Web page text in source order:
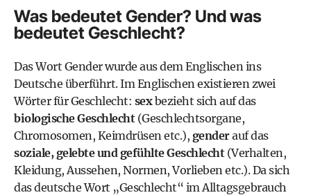
Was bedeutet Gender? Und was
bedeutet Geschlecht?
Das Wort Gender wurde aus dem Englischen ins
Deutsche überführt. Im Englischen existieren zwei
Wörter für Geschlecht: sexbezieht sich auf das
biologische Geschlecht(Geschlechtsorgane,
Chromosomen, Keimdrüsen etc.), genderauf das
soziale, gelebte und gefühlte Geschlecht(Verhalten,
Kleidung, Aussehen, Normen, Vorlieben etc.). Da sich
das deutsche Wort „Geschlecht“ im Alltagsgebrauch